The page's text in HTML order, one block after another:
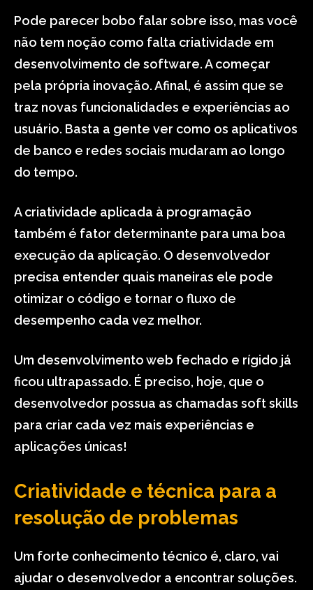
Pode parecer bobo falar sobre isso, mas você
não tem noção como falta criatividade em
desenvolvimento de software. A começar
pela própria inovação. Afinal, é assim que se
traz novas funcionalidades e experiências ao
usuário. Basta a gente ver como os aplicativos
de banco e redes sociais mudaram ao longo
do tempo.
A criatividade aplicada à programação
também é fator determinante para uma boa
execução da aplicação. O desenvolvedor
precisa entender quais maneiras ele pode
otimizar o código e tornar o fluxo de
desempenho cada vez melhor.
Um desenvolvimento web fechado e rígido já
ficou ultrapassado. É preciso, hoje, que o
desenvolvedor possua as chamadas soft skills
para criar cada vez mais experiências e
aplicações únicas!
Criatividade e técnica para a
resolução de problemas
Um forte conhecimento técnico é, claro, vai
ajudar o desenvolvedor a encontrar soluções.